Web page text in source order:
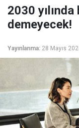
2030
demeyecek!
Yayınlanma: 28 Mayıs